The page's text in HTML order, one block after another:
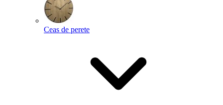
Ceas de perete